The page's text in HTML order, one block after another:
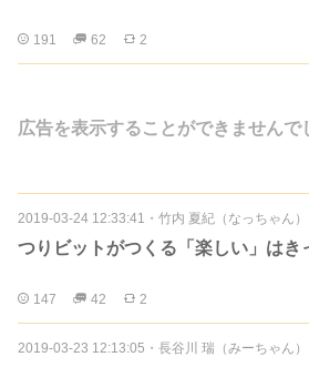
191 62 2
広告を表示することができませんで
2019-03-24 12:33:41 ・ 竹内 夏紀（なっちゃん）
つりビットがつくる「楽しい」はき
147 42 2
2019-03-23 12:13:05 ・ 長谷川 瑞（みーちゃん）